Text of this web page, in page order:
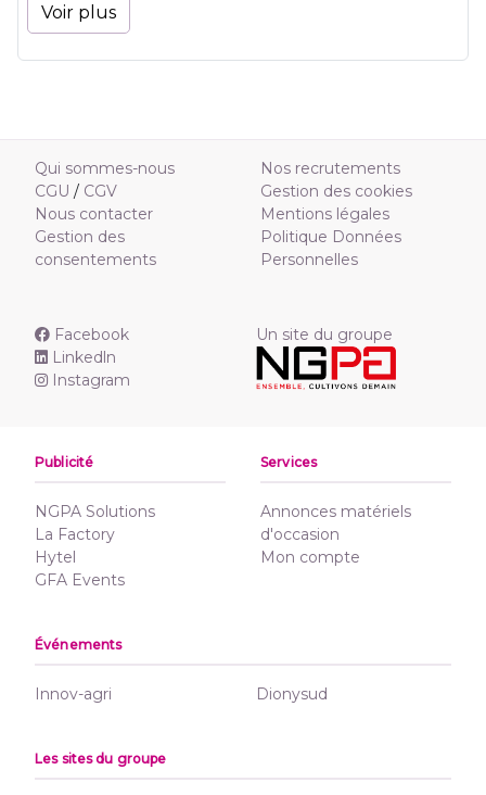
Voir plus
Qui sommes-nous
CGU / CGV
Nous contacter
Gestion des
consentements
Nos recrutements
Gestion des cookies
Mentions légales
Politique Données
Personnelles
Facebook
Linkedln
Instagram
Un site du groupe
Publicité
NGPA Solutions
La Factory
Hytel
GFA Events
Services
Annonces matériels
d'occasion
Mon compte
Événements
Innov-agri Dionysud
Les sites du groupe